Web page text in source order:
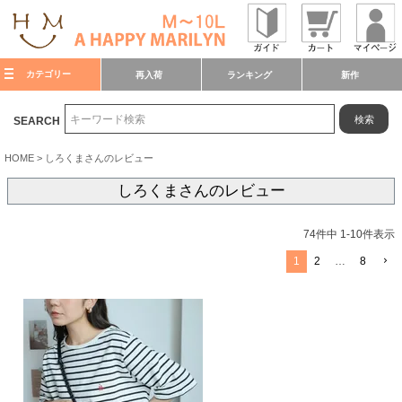
カテゴリー 再入荷 ランキング 新作
SEARCH 検索
HOME しろくまさんのレビュー
しろくまさんのレビュー
74件中 1-10件表示
1 2 … 8